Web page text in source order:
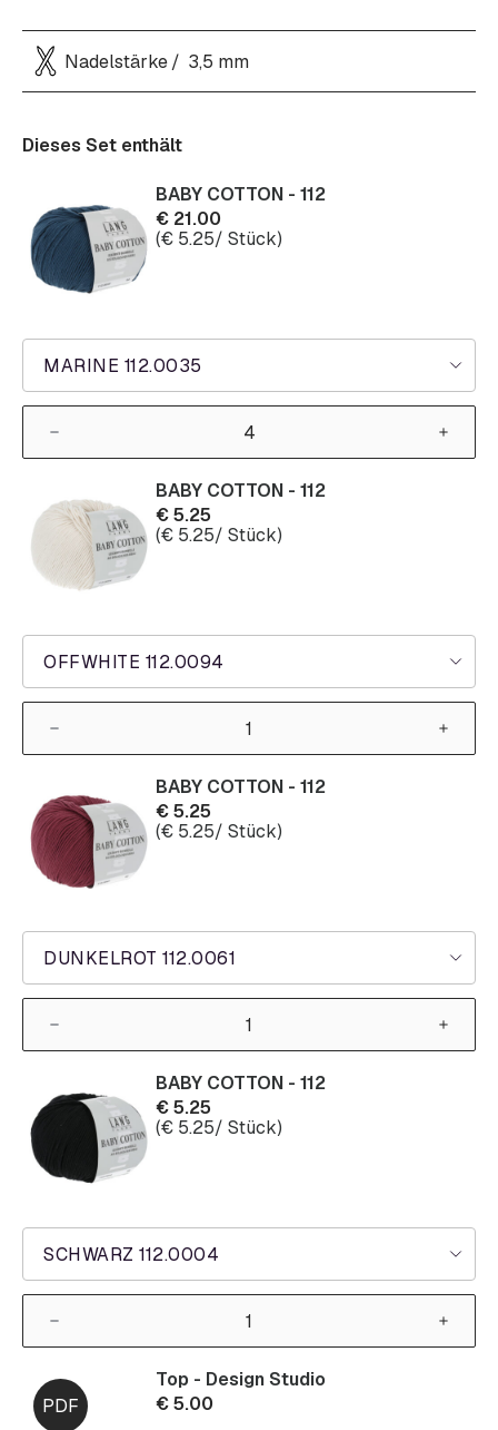
Nadelstärke 3,5 mm
Dieses Set enthält
MARINE 112.0035
BABY COTTON - 112
€ 21.00
(€ 5.25/ Stück)
OFFWHITE 112.0094
BABY COTTON - 112
€5.25
(€ 5.25/ Stück)
DUNKELROT 112.0061
BABY COTTON - 112
€5.25
(€ 5.25/ Stück)
SCHWARZ 112.0004
BABY COTTON - 112
€5.25
(€ 5.25/ Stück)
Top - Design Studio
€5.00